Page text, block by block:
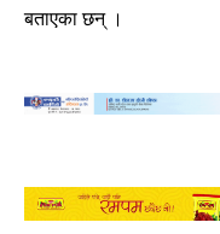
बताएका छन् ।